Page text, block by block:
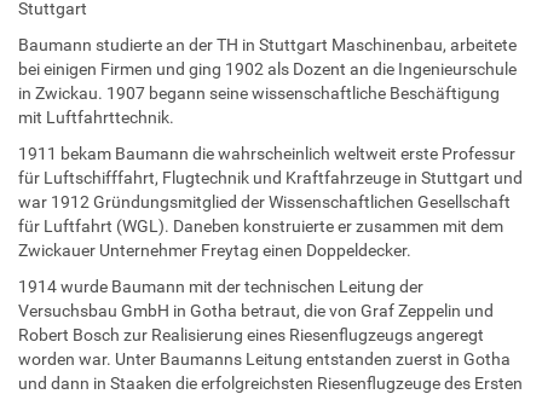
Stuttgart
Baumann studierte an der TH in Stuttgart Maschinenbau, arbeitete
bei einigen Firmen und ging 1902 als Dozent an die Ingenieurschule
in Zwickau. 1907 begann seine wissenschaftliche Beschäftigung
mit Luftfahrttechnik.
1911 bekam Baumann die wahrscheinlich weltweit erste Professur
für Luftschifffahrt, Flugtechnik und Kraftfahrzeuge in Stuttgart und
war 1912 Gründungsmitglied der Wissenschaftlichen Gesellschaft
für Luftfahrt (WGL). Daneben konstruierte er zusammen mit dem
Zwickauer Unternehmer Freytag einen Doppeldecker.
1914 wurde Baumann mit der technischen Leitung der
Versuchsbau GmbH in Gotha betraut, die von Graf Zeppelin und
Robert Bosch zur Realisierung eines Riesenflugzeugs angeregt
worden war. Unter Baumanns Leitung entstanden zuerst in Gotha
und dann in Staaken die erfolgreichsten Riesenflugzeuge des Ersten